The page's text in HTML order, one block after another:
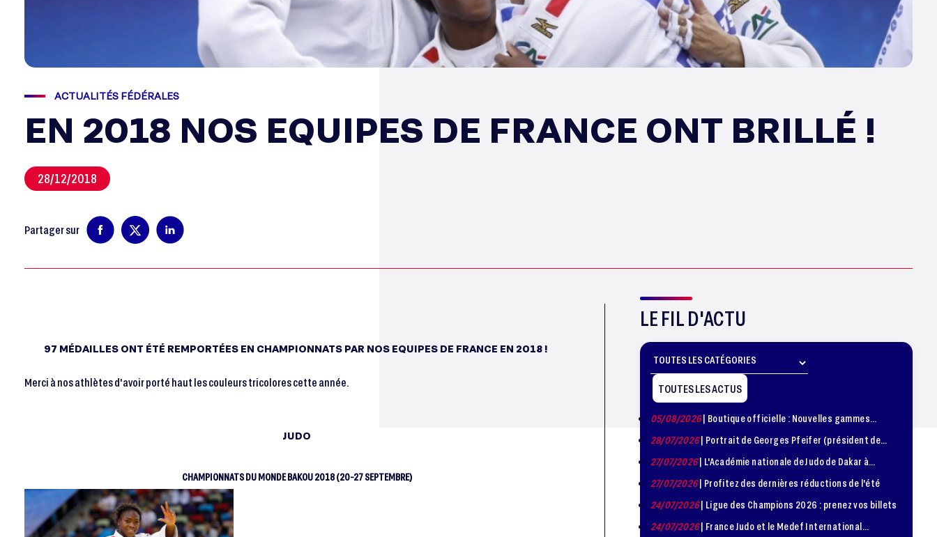
ACTUALITÉS FÉDÉRALES
EN 2018 NOS EQUIPES DE FRANCE ONT BRILLÉ !
28/12/2018
Partager sur
97 MÉDAILLES ONT ÉTÉ REMPORTÉES EN CHAMPIONNATS PAR NOS EQUIPES DE FRANCE EN 2018 !
Merci à nos athlètes d'avoir porté haut les couleurs tricolores cette année.
JUDO
CHAMPIONNATS DU MONDE BAKOU 2018 (20-27 SEPTEMBRE)
LE FIL D'ACTU
TOUTES LES ACTUS
05/08/2026| Boutique officielle : Nouvelles gammes
disponible !
28/07/2026| Portrait de Georges Pfeifer (président de
1981 – 1986)
27/07/2026| L'Académie nationale de Judo de Dakar à
l'honneur
27/07/2026| Profitez des dernières réductions de l'été
24/07/2026| Ligue des Champions 2026 : prenez vos billets
24/07/2026| France Judo et le Medef International